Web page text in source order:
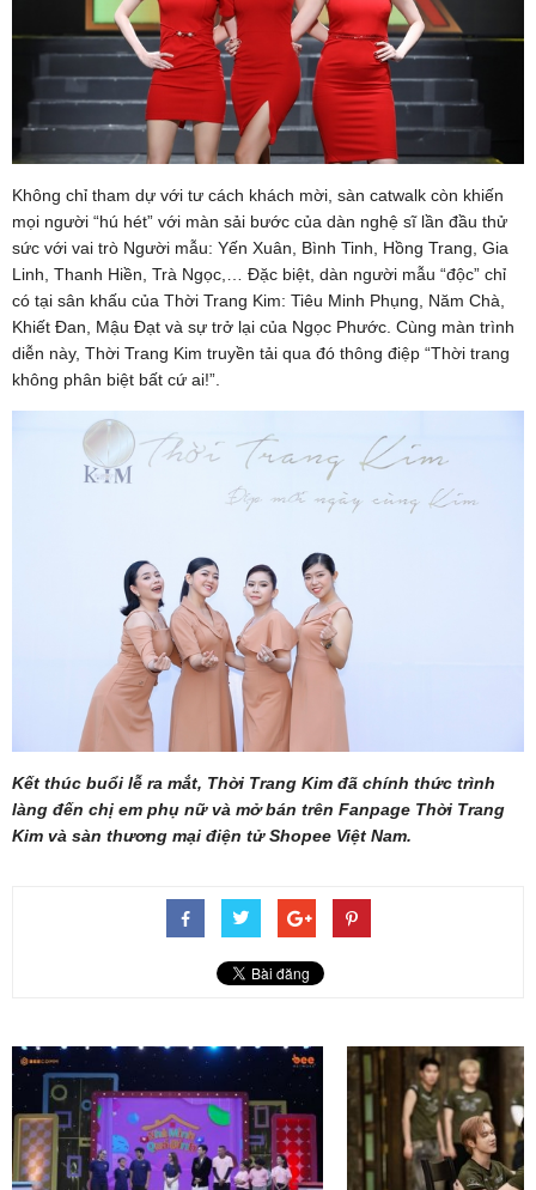
Không chỉ tham dự với tư cách khách mời, sàn catwalk còn khiến
mọi người “hú hét” với màn sải bước của dàn nghệ sĩ lần đầu thử
sức với vai trò Người mẫu: Yến Xuân, Bình Tinh, Hồng Trang, Gia
Linh, Thanh Hiền, Trà Ngọc,… Đặc biệt, dàn người mẫu “độc” chỉ
có tại sân khấu của Thời Trang Kim: Tiêu Minh Phụng, Năm Chà,
Khiết Đan, Mậu Đạt và sự trở lại của Ngọc Phước. Cùng màn trình
diễn này, Thời Trang Kim truyền tải qua đó thông điệp “Thời trang
không phân biệt bất cứ ai!”.
Kết thúc buổi lễ ra mắt, Thời Trang Kim đã chính thức trình
làng đến chị em phụ nữ và mở bán trên Fanpage Thời Trang
Kim và sàn thương mại điện tử Shopee Việt Nam.